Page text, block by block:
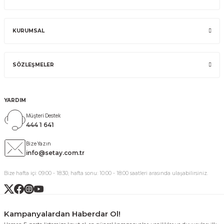
KURUMSAL
SÖZLEŞMELER
YARDIM
Müşteri Destek
444 1 641
Bize Yazın
info@setay.com.tr
Bize hafta içi: 09:00 - 18:30, hafta sonu: 10:00 - 18:00 saatleri arasında ulaşabilirsiniz.
Kampanyalardan Haberdar Ol!